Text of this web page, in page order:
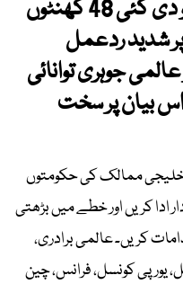
ٹرمپ کی جانب سے ایران کو دی گئی 48 گھنٹوں
شدید ردعمل
جوہری توانائی
بیان پر سخت
ممالک کی حکومتوں
ادا کریں اور خطے میں بڑھتی
کریں۔ عالمی برادری،
یورپی کونسل، فرانس، چین